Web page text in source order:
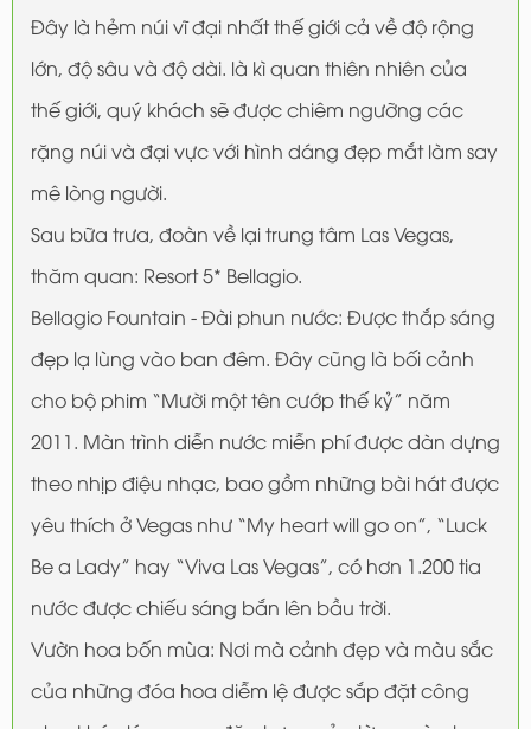
Đây là hẻm núi vĩ đại nhất thế giới cả về độ rộng
lớn, độ sâu và độ dài. là kì quan thiên nhiên của
thế giới, quý khách sẽ được chiêm ngưỡng các
rặng núi và đại vực với hình dáng đẹp mắt làm say
mê lòng người.
Sau bữa trưa, đoàn về lại trung tâm Las Vegas,
thăm quan: Resort 5* Bellagio.
Bellagio Fountain - Đài phun nước: Được thắp sáng
đẹp lạ lùng vào ban đêm. Đây cũng là bối cảnh
cho bộ phim “Mười một tên cướp thế kỷ” năm
2011. Màn trình diễn nước miễn phí được dàn dựng
theo nhịp điệu nhạc, bao gồm những bài hát được
yêu thích ở Vegas như “My heart will go on”, “Luck
Be a Lady” hay “Viva Las Vegas”, có hơn 1.200 tia
nước được chiếu sáng bắn lên bầu trời.
Vườn hoa bốn mùa: Nơi mà cảnh đẹp và màu sắc
của những đóa hoa diễm lệ được sắp đặt công